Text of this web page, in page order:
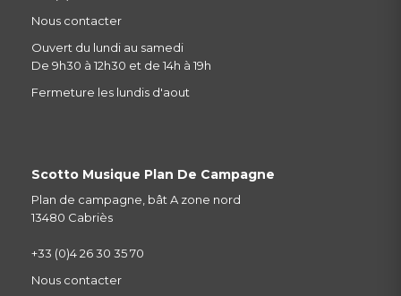
Nous contacter
Ouvert du lundi au samedi
De 9h30 à 12h30 et de 14h à 19h
Fermeture les lundis d'aout
Scotto Musique Plan De Campagne
Plan de campagne, bât A zone nord
13480 Cabriès
+33 (0)4 26 30 35 70
Nous contacter